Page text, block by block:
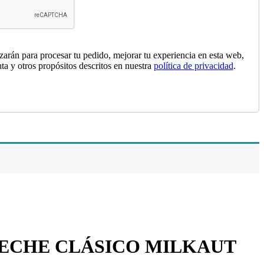
para procesar tu pedido, mejorar tu experiencia en esta web,
y otros propósitos descritos en nuestra política de privacidad.
CLÁSICO MILKAUT